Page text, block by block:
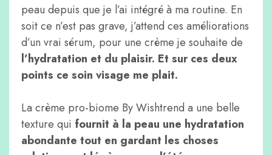
peau depuis que je l’ai intégré à ma routine. En
soit ce n’est pas grave, j’attend ces améliorations
d’un vrai sérum, pour une crème je souhaite de
l’hydratation et du plaisir. Et sur ces deux
points ce soin visage me plait.
La crème pro-biome By Wishtrend a une belle
texture qui fournit à la peau une hydratation
abondante tout en gardant les choses